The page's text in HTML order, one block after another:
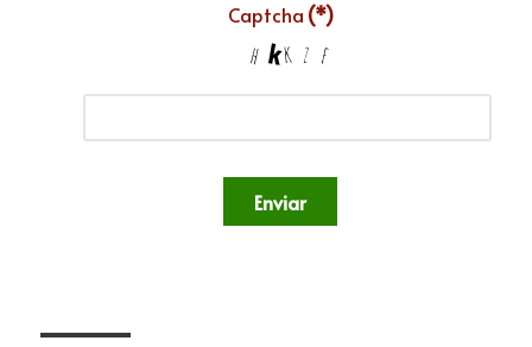
Captcha (*)
Enviar